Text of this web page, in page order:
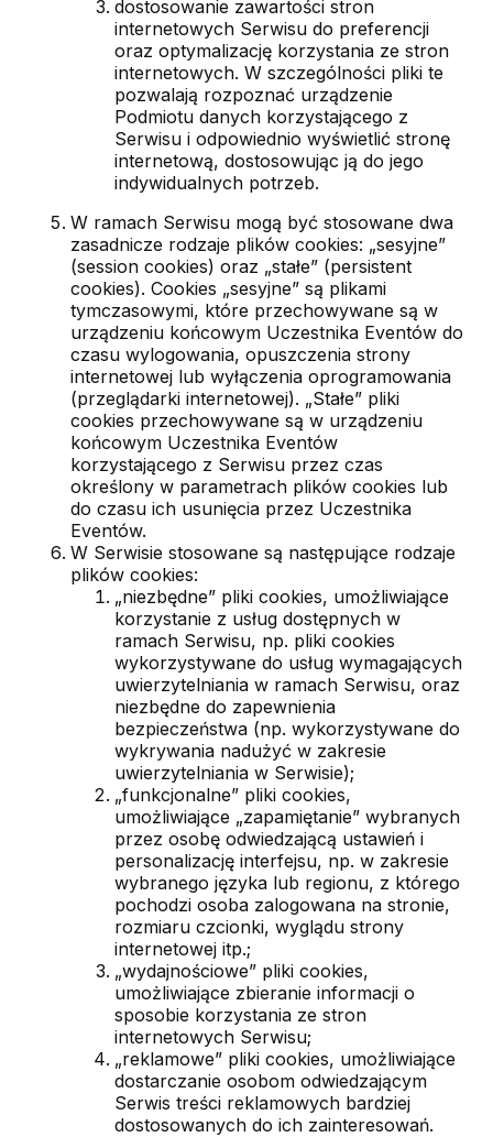
dostosowanie zawartości stron
internetowych Serwisu do preferencji
oraz optymalizację korzystania ze stron
internetowych. W szczególności pliki te
pozwalają rozpoznać urządzenie
Podmiotu danych korzystającego z
Serwisu i odpowiednio wyświetlić stronę
internetową, dostosowując ją do jego
indywidualnych potrzeb.
W ramach Serwisu mogą być stosowane dwa
zasadnicze rodzaje plików cookies: „sesyjne”
(session cookies) oraz „stałe” (persistent
cookies). Cookies „sesyjne” są plikami
tymczasowymi, które przechowywane są w
urządzeniu końcowym Uczestnika Eventów do
czasu wylogowania, opuszczenia strony
internetowej lub wyłączenia oprogramowania
(przeglądarki internetowej). „Stałe” pliki
cookies przechowywane są w urządzeniu
końcowym Uczestnika Eventów
korzystającego z Serwisu przez czas
określony w parametrach plików cookies lub
do czasu ich usunięcia przez Uczestnika
Eventów.
W Serwisie stosowane są następujące rodzaje
plików cookies:
„niezbędne” pliki cookies, umożliwiające
korzystanie z usług dostępnych w
ramach Serwisu, np. pliki cookies
wykorzystywane do usług wymagających
uwierzytelniania w ramach Serwisu, oraz
niezbędne do zapewnienia
bezpieczeństwa (np. wykorzystywane do
wykrywania nadużyć w zakresie
uwierzytelniania w Serwisie);
„funkcjonalne” pliki cookies,
umożliwiające „zapamiętanie” wybranych
przez osobę odwiedzającą ustawień i
personalizację interfejsu, np. w zakresie
wybranego języka lub regionu, z którego
pochodzi osoba zalogowana na stronie,
rozmiaru czcionki, wyglądu strony
internetowej itp.;
„wydajnościowe” pliki cookies,
umożliwiające zbieranie informacji o
sposobie korzystania ze stron
internetowych Serwisu;
„reklamowe” pliki cookies, umożliwiające
dostarczanie osobom odwiedzającym
Serwis treści reklamowych bardziej
dostosowanych do ich zainteresowań.